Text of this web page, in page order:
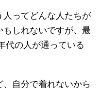
ってどんな人たちが
しれないですが、最
代の人が通っている
、自分で着れないから